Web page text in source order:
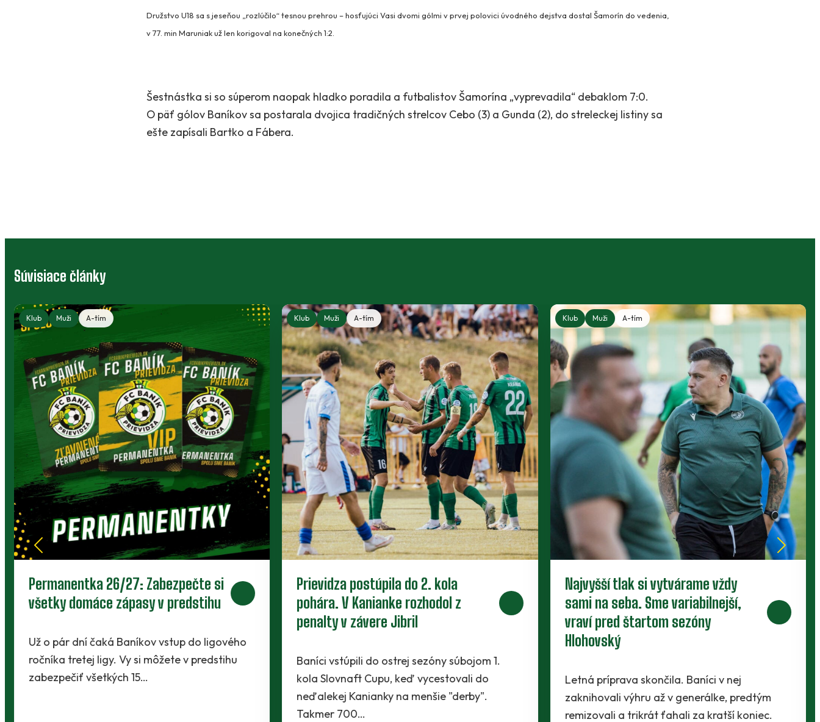
Družstvo U18 sa s jeseňou „rozlúčilo“ tesnou prehrou – hosťujúci Vasi dvomi gólmi v prvej polovici úvodného dejstva dostal Šamorín do vedenia,
v 77. min Maruniak už len korigoval na konečných 1:2.
Šestnástka si so súperom naopak hladko poradila a futbalistov Šamorína „vyprevadila“ debaklom 7:0.
O päť gólov Baníkov sa postarala dvojica tradičných strelcov Cebo (3) a Gunda (2), do streleckej listiny sa
ešte zapísali Bartko a Fábera.
Súvisiace články
Klubový bazár: výstroj, ktorá môže
poslúžiť ďalej
Deti rastú, no športové oblečenie a vybavenie
môžu dobre poslúžiť niekomu ďalšiemu.
Klubový bazár prepája rodičov, členov a ľudí
okolo Baníka.
Klub Muži A-tím
Piaty legionár do partie. Za Baník
bude hrať ofenzívny stredopoliar
Radchenko
Káder Prievidze sa rozšíril najnovšie o
Maksyma Radchenka. Legionár z Ukrajiny sa s
Baníkmi dohodol na pôsobení minimálne do
konca…
Klub Muži A-tím
Nové zmluvy pre trojicu
perspektívnych dorastencov
Tesne pred štartom novej sezóny presvedčili
Filip Krpelan a Ľudovít Lenhart. Prví dvaja…